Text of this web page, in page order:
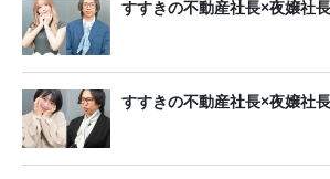
すすきの不動産社長×夜嬢社長
すすきの不動産社長×夜嬢社長